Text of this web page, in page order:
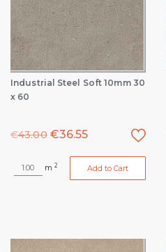
Industrial Steel Soft 10mm 30
x 60
€43.00 €36.55
m 2 Add to Cart